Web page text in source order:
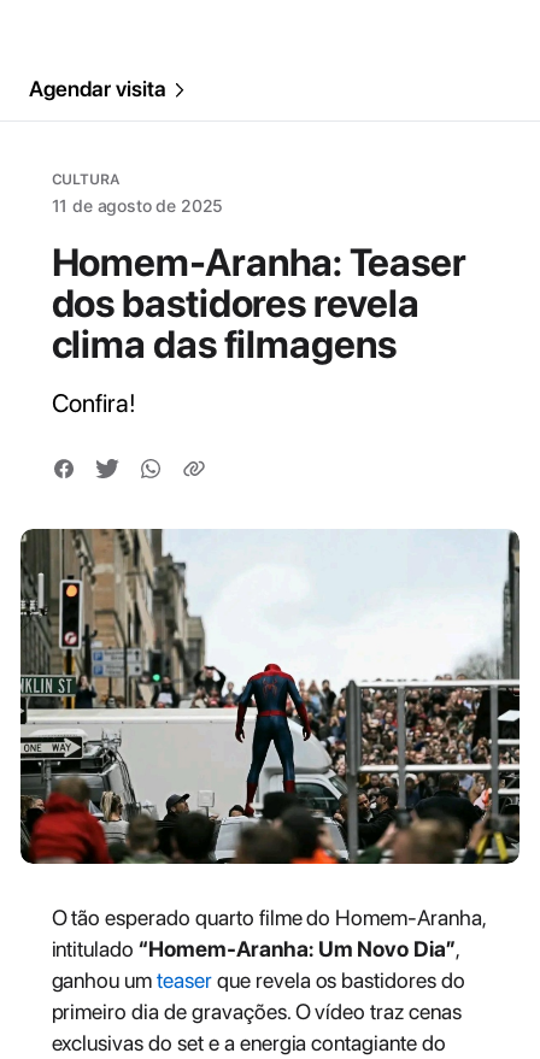
Agendar visita
CULTURA
11 de agosto de 2025
Homem-Aranha: Teaser
dos bastidores revela
clima das filmagens
Confira!
O tão esperado quarto filme do Homem-Aranha,
intitulado“Homem-Aranha: Um Novo Dia”,
ganhou umteaserque revela os bastidores do
primeiro dia de gravações. O vídeo traz cenas
exclusivas do set e a energia contagiante do